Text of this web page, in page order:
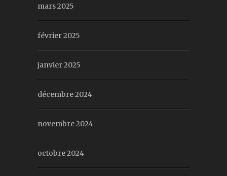
mars 2025
février 2025
janvier 2025
décembre 2024
novembre 2024
octobre 2024